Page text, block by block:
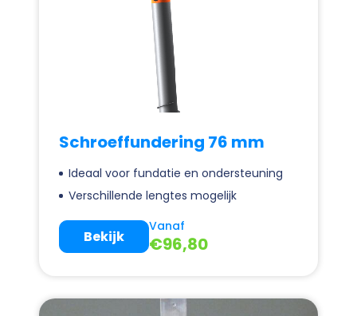
Schroeffundering 76 mm
Ideaal voor fundatie en ondersteuning
Verschillende lengtes mogelijk
Vanaf
€96,80
Bekijk